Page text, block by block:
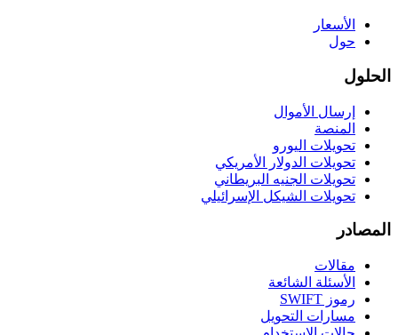
الأسعار
حول
الحلول
إرسال الأموال
المنصة
تحويلات اليورو
تحويلات الدولار الأمريكي
تحويلات الجنيه البريطاني
تحويلات الشيكل الإسرائيلي
المصادر
مقالات
الأسئلة الشائعة
رموز SWIFT
مسارات التحويل